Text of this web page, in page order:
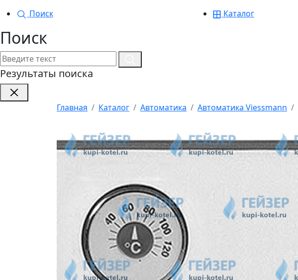
Поиск
Каталог
Поиск
Результаты поиска
Главная Каталог Автоматика Автоматика Viessmann